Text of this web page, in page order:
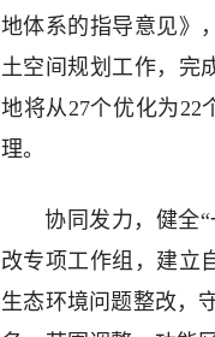
地体系的指导意见》
土空间规划工作，完
地将从27个优化为22
理。
协同发力，健全
改专项工作组，建立
生态环境问题整改，